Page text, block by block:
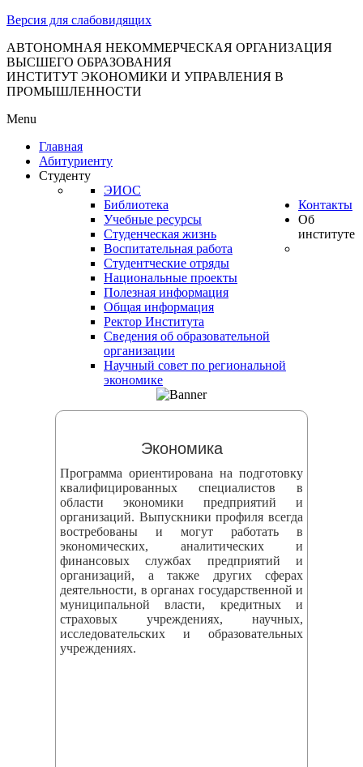
Версия для слабовидящих
АВТОНОМНАЯ НЕКОММЕРЧЕСКАЯ ОРГАНИЗАЦИЯ
ВЫСШЕГО ОБРАЗОВАНИЯ
ИНСТИТУТ ЭКОНОМИКИ И УПРАВЛЕНИЯ В
ПРОМЫШЛЕННОСТИ
Menu
Главная
Абитуриенту
Студенту
ЭИОС
Библиотека
Учебные ресурсы
Студенческая жизнь
Воспитательная работа
Студентческие отряды
Национальные проекты
Полезная информация
Контакты
Об
институте
Общая информация
Ректор Института
Сведения об образовательной
организации
Научный совет по региональной
экономике
Экономика
Программа ориентирована на подготовку
квалифицированных специалистов в
области экономики предприятий и
организаций. Выпускники профиля всегда
востребованы и могут работать в
экономических, аналитических и
финансовых службах предприятий и
организаций, а также других сферах
деятельности, в органах государственной и
муниципальной власти, кредитных и
страховых учреждениях, научных,
исследовательских и образовательных
учреждениях.